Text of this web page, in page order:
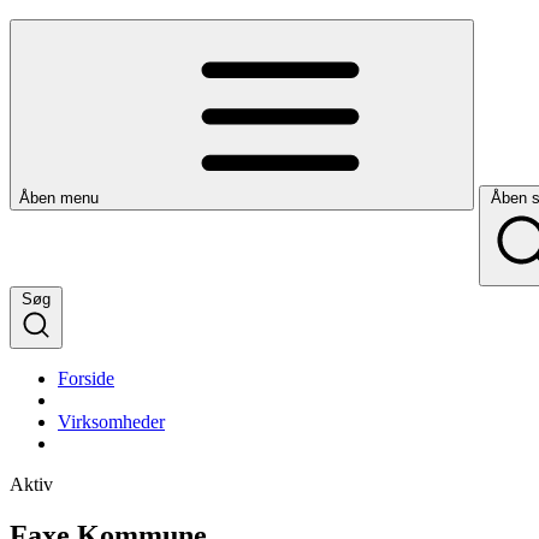
Åben menu Åben
Søg
Forside
Virksomheder
Aktiv